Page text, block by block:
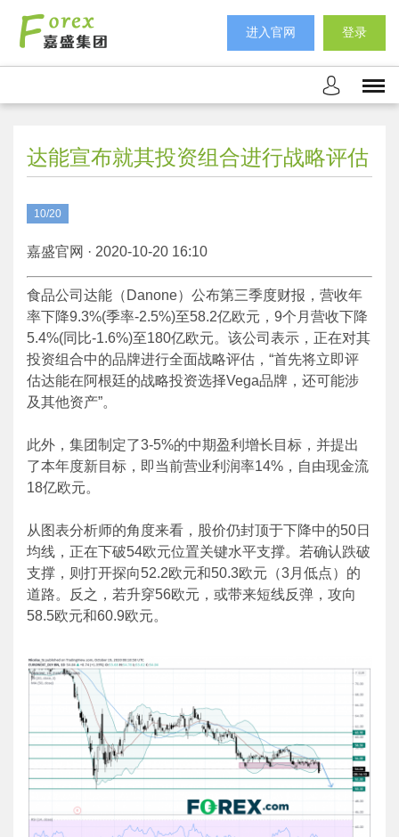
进入官网 登录
达能宣布就其投资组合进行战略评估
10/20
嘉盛官网 · 2020-10-20 16:10
食品公司达能（Danone）公布第三季度财报，营收年
率下降9.3%(季率-2.5%)至58.2亿欧元，9个月营收下降
5.4%(同比-1.6%)至180亿欧元。该公司表示，正在对其
投资组合中的品牌进行全面战略评估，“首先将立即评
估达能在阿根廷的战略投资选择Vega品牌，还可能涉
及其他资产”。
此外，集团制定了3-5%的中期盈利增长目标，并提出
了本年度新目标，即当前营业利润率14%，自由现金流
18亿欧元。
从图表分析师的角度来看，股价仍封顶于下降中的50日
均线，正在下破54欧元位置关键水平支撑。若确认跌破
支撑，则打开探向52.2欧元和50.3欧元（3月低点）的
道路。反之，若升穿56欧元，或带来短线反弹，攻向
58.5欧元和60.9欧元。